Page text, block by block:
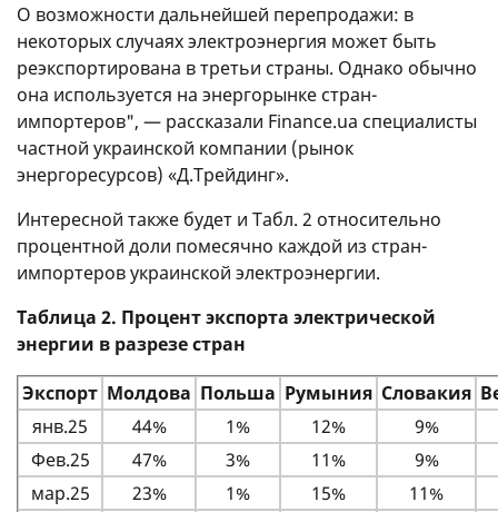
О возможности дальнейшей перепродажи: в
некоторых случаях электроэнергия может быть
реэкспортирована в третьи страны. Однако обычно
она используется на энергорынке стран-
импортеров", — рассказали Finance.ua специалисты
частной украинской компании (рынок
энергоресурсов) «Д.Трейдинг».
Интересной также будет и Табл. 2 относительно
процентной доли помесячно каждой из стран-
импортеров украинской электроэнергии.
Таблица 2. Процент экспорта электрической
энергии в разрезе стран
Экспорт Молдова Польша Румыния Словакия
янв.25
44% 1% 12%
9%
Фев.25
47% 3% 11%
9%
мар.25
23% 1% 15%
11%